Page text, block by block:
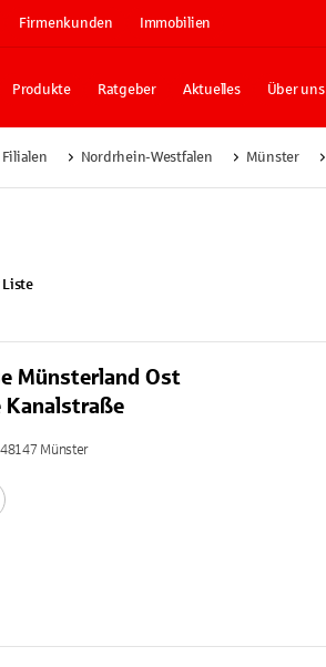
Firmenkunden Immobilien
Produkte Ratgeber Aktuelles Über uns
Filialen Nordrhein-Westfalen Münster
Liste
Münsterland Ost
Kanalstraße
Münster